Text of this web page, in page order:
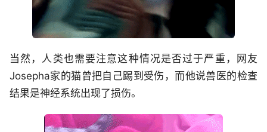
当然，人类也需要注意这种情况是否过于严重，网友
Josepha家的猫曾把自己踢到受伤，而他说兽医的检查
结果是神经系统出现了损伤。